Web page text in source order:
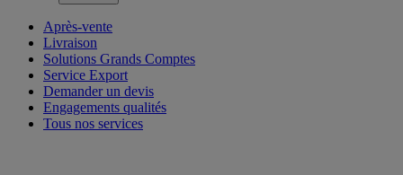
Après-vente
Livraison
Solutions Grands Comptes
Service Export
Demander un devis
Engagements qualités